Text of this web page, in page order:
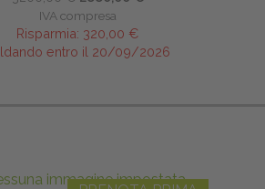
IVA compresa
Risparmia: 320,00 €
entro il 20/09/2026